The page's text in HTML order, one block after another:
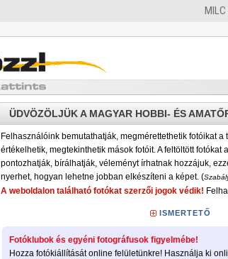
ÜDVÖZÖLJÜK A MAGYAR HOBBI- ÉS
Felhasználóink bemutathatják, megmérettethetik fotóikat a
értékelhetik, megtekinthetik mások fotóit. A feltöltött fotókat
pontozhatják, bírálhatják, véleményt írhatnak hozzájuk,
nyerhet, hogyan lehetne jobban elkészíteni a képet. (
A weboldalon található fotókat szerzői jogok védik!
ISMERTETŐ
Fotóklubok és egyéni fotográfusok figyelmébe!
Hozza fotókiállítását online felületünkre! Használja ki